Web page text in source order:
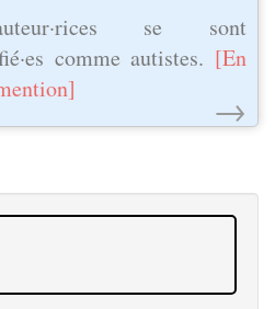
se sont
comme autistes. [En
→